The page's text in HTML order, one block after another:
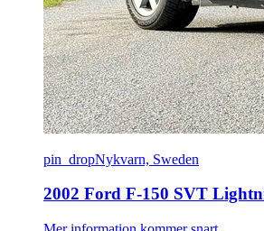
pin_dropNykvarn, Sweden
2002 Ford F-150 SVT